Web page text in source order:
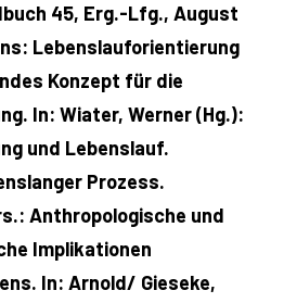
45, Erg.-Lfg., August
Lebenslauforientierung
Konzept für die
In: Wiater, Werner (Hg.):
und Lebenslauf.
Prozess.
Anthropologische und
Implikationen
In: Arnold/ Gieseke,